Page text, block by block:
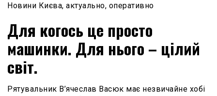
Новини Києва, актуально, оперативно
Для когось це просто
машинки. Для нього – цілий
світ.
Рятувальник В’ячеслав Васюк має незвичайне хобі